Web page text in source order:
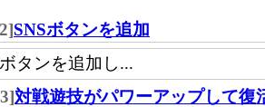
SNSボタンを追加
タンを追加し...
対戦遊技がパワーアップして復